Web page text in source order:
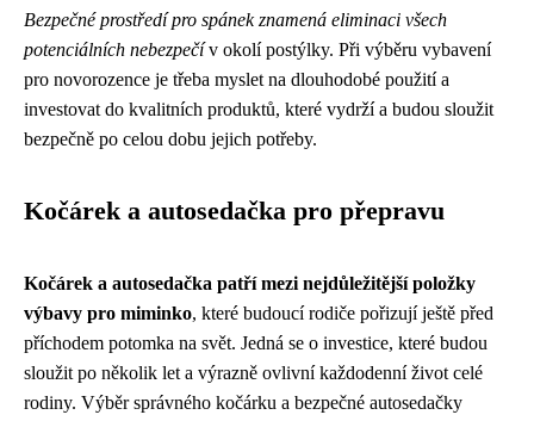
Bezpečné prostředí pro spánek znamená eliminaci všech
potenciálních nebezpečív okolí postýlky. Při výběru vybavení
pro novorozence je třeba myslet na dlouhodobé použití a
investovat do kvalitních produktů, které vydrží a budou sloužit
bezpečně po celou dobu jejich potřeby.
Kočárek a autosedačka pro přepravu
Kočárek a autosedačka patří mezi nejdůležitější položky
výbavy pro miminko, které budoucí rodiče pořizují ještě před
příchodem potomka na svět. Jedná se o investice, které budou
sloužit po několik let a výrazně ovlivní každodenní život celé
rodiny. Výběr správného kočárku a bezpečné autosedačky